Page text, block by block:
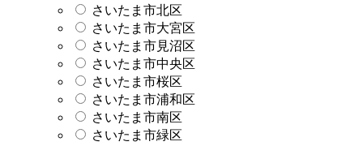
さいたま市北区
さいたま市大宮区
さいたま市見沼区
さいたま市中央区
さいたま市桜区
さいたま市浦和区
さいたま市南区
さいたま市緑区